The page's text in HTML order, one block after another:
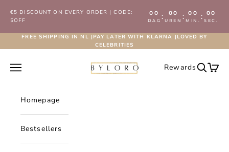
€5 DISCOUNT ON EVERY ORDER | CODE:
5OFF
00
DAG : 00
UREN : 00
MIN. : 00
SEC.
FREE SHIPPING IN NL |PAY LATER WITH KLARNA |LOVED BY
CELEBRITIES
Byloro.com
Navigatiemenu openen RewardsZoeken
Homepage
Bestsellers